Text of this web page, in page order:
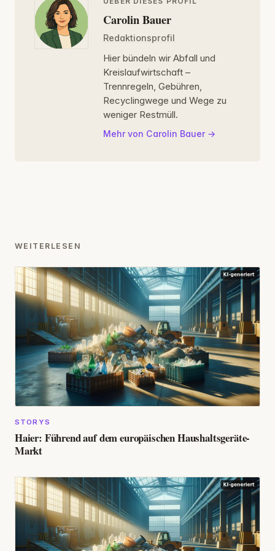
Carolin Bauer
Redaktionsprofil
Hier bündeln wir Abfall und
Kreislaufwirtschaft –
Trennregeln, Gebühren,
Recyclingwege und Wege zu
weniger Restmüll.
Mehr von Carolin Bauer
WEITERLESEN
STORYS
Haier: Führend auf dem europäischen Haushaltsgeräte-
Markt